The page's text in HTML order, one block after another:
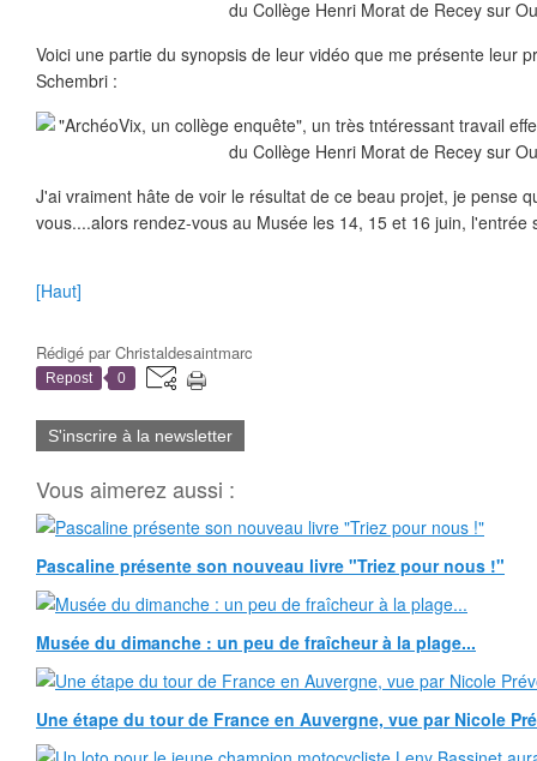
Voici une partie du synopsis de leur vidéo que me présente leur
Schembri :
J'ai vraiment hâte de voir le résultat de ce beau projet, je pense
vous....alors rendez-vous au Musée les 14, 15 et 16 juin, l'entrée
[Haut]
Rédigé parChristaldesaintmarc
Repost 0
S'inscrire à la newsletter
Vous aimerez aussi :
Pascaline présente son nouveau livre "Triez pour nous !"
Musée du dimanche : un peu de fraîcheur à la plage...
Une étape du tour de France en Auvergne, vue par Nicole